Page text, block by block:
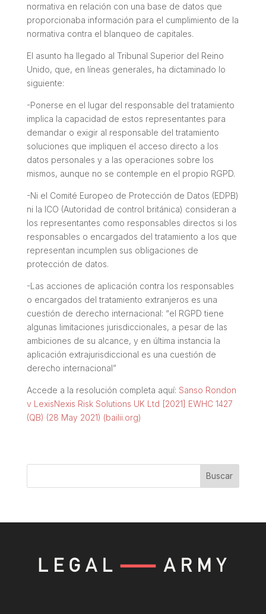
normativa en relación con una base de datos que
proporcionaba información para el cumplimiento de la
normativa contra el blanqueo de capitales.
El asunto ha llegado al Tribunal Superior del Reino
Unido, que, en líneas generales, ha dictaminado lo
siguiente:
-Ponerse en el lugar del responsable del tratamiento
implica la capacidad de estos representantes para
demandar o exigir al responsable del tratamiento
soluciones que impliquen el acceso directo a los
datos personales y a las operaciones sobre los
mismos, aunque no se contemple en el propio RGPD.
-Ni el Comité Europeo de Protección de Datos (EDPB)
ni la ICO (Autoridad de control británica) consideran a
los representantes como responsables directos si los
responsables o encargados del tratamiento a los que
representan incumplen sus obligaciones de
protección de datos.
-Las acciones de aplicación contra los responsables
o encargados del tratamiento extranjeros es una
cuestión de derecho internacional: “el RGPD tiene
algunas limitaciones jurisdiccionales, a pesar de las
ambiciones de su alcance, y en última instancia la
aplicación extrajurisdiccional es una cuestión de
derecho internacional”
Accede a la resolución completa aquí: Sanso Rondon
v LexisNexis Risk Solutions UK Ltd [2021] EWHC 1427
(QB) (28 May 2021) (bailii.org)
Buscar